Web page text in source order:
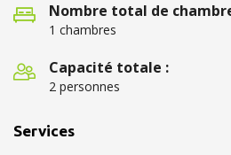
Nombre total de
1 chambres
Capacité totale :
2 personnes
Services